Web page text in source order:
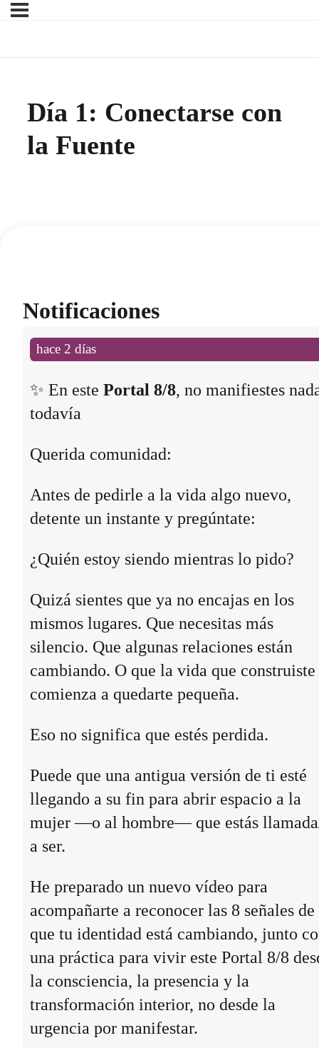
Día 1: Conectarse con
la Fuente
Notificaciones
hace 2 días
✨ En este Portal 8/8, no manifiestes
todavía
Querida comunidad:
Antes de pedirle a la vida algo nuevo,
detente un instante y pregúntate:
¿Quién estoy siendo mientras lo pido?
Quizá sientes que ya no encajas en los
mismos lugares. Que necesitas más
silencio. Que algunas relaciones están
cambiando. O que la vida que construiste
comienza a quedarte pequeña.
Eso no significa que estés perdida.
Puede que una antigua versión de ti esté
llegando a su fin para abrir espacio a la
mujer —o al hombre— que estás
a ser.
He preparado un nuevo vídeo para
acompañarte a reconocer las 8 señales de
que tu identidad está cambiando, junto
una práctica para vivir este Portal 8/8
la consciencia, la presencia y la
transformación interior, no desde la
urgencia por manifestar.